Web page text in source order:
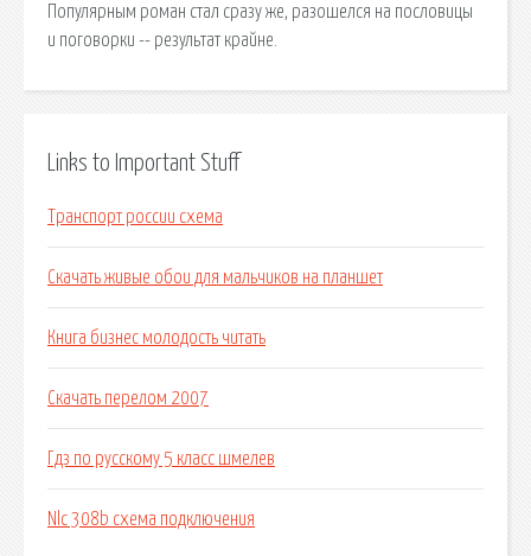
Популярным роман стал сразу же, разошелся на пословицы
и поговорки -- результат крайне.
Links to Important Stuff
Транспорт россии схема
Скачать живые обои для мальчиков на планшет
Книга бизнес молодость читать
Скачать перелом 2007
Гдз по русскому 5 класс шмелев
Nlc 308b схема подключения